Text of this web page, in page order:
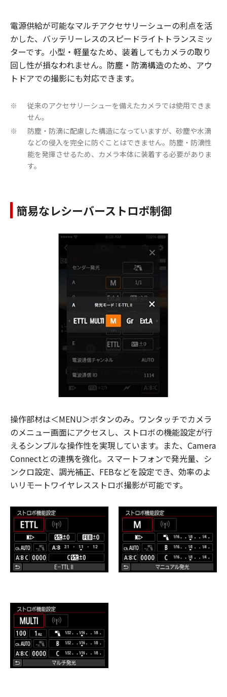
電源供給が可能なマルチアクセサリーシューの利点を活
かした、バッテリーレスのスピードライトトランスミッ
ターです。小型・軽量なため、装着してもカメラの取り
回し性が損なわれません。防塵・防滴構造のため、アウ
トドアでの撮影にも対応できます。
※
従来のアクセサリーシューを備えたカメラでは使用できま
せん。
※
防塵・防滴に配慮した構造になっていますが、砂塵や水滴
などの侵入を完全に防ぐことはできません。防塵・防滴性
能を発揮させるため、カメラ本体に装着する必要がありま
す。
簡易なレシーバーストロボ制御
操作部材は＜MENU＞ボタンのみ。ワンタッチでカメラ
のメニュー画面にアクセスし、ストロボの機能設定が行
えるシンプルな操作性を実現しています。また、Camera
Connectとの連携を強化。スマートフォンで発光量、シ
ンクロ設定、調光補正、FEBなどを設定でき、効率のよ
いリモートワイヤレスストロボ撮影が可能です。